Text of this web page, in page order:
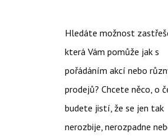
Hledáte možnost
která Vám pomůže jak s
pořádáním akcí nebo
prodejů? Chcete něco, o
budete jistí, že se jen tak
nerozbije, nerozpadne